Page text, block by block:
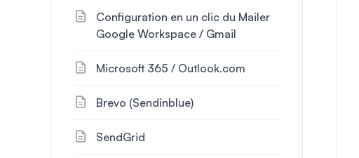
Configuration en un clic du Mailer
Google Workspace / Gmail
Microsoft 365 / Outlook.com
Brevo (Sendinblue)
SendGrid